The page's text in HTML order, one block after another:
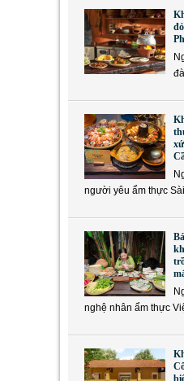
người yêu ẩm thực Sài
nghệ nhân ẩm thực